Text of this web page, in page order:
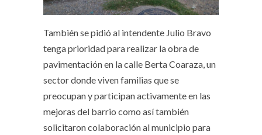
También se pidió al intendente Julio Bravo
tenga prioridad para realizar la obra de
pavimentación en la calle Berta Coaraza, un
sector donde viven familias que se
preocupan y participan activamente en las
mejoras del barrio como así también
solicitaron colaboración al municipio para